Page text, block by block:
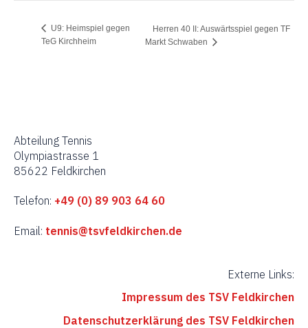
U9: Heimspiel gegen
TeG Kirchheim
Herren 40 II: Auswärtsspiel gegen TF
Markt Schwaben
Abteilung Tennis
Olympiastrasse 1
85622 Feldkirchen
Telefon: +49 (0) 89 903 64 60
Email: tennis@tsvfeldkirchen.de
Externe Links:
Impressum des TSV Feldkirchen
Datenschutzerklärung des TSV Feldkirchen